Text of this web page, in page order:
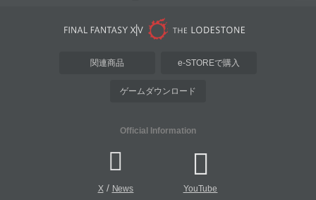
関連商品 e-STOREで購入
ゲームダウンロード
Official Information
X/ News YouTube